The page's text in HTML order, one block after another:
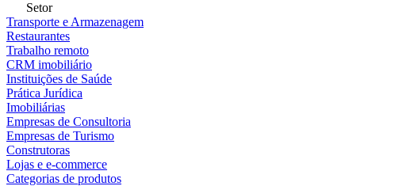
Setor
Transporte e Armazenagem
Restaurantes
Trabalho remoto
CRM imobiliário
Instituições de Saúde
Prática Jurídica
Imobiliárias
Empresas de Consultoria
Empresas de Turismo
Construtoras
Lojas e e-commerce
Categorias de produtos